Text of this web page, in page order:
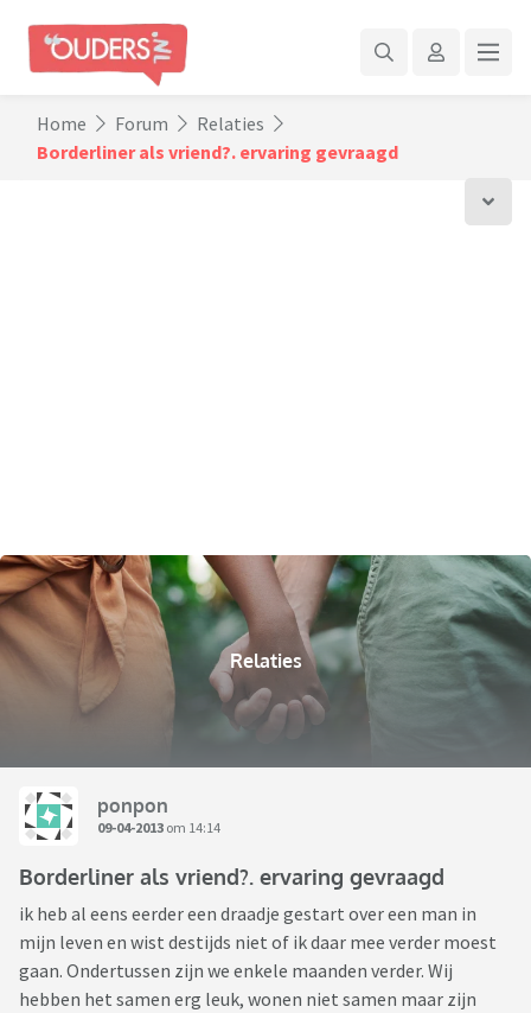
Home Forum
Relaties
Borderliner als vriend?. ervaring gevraagd
Relaties
ponpon
09-04-2013 om 14:14
Borderliner als vriend?. ervaring gevraagd
ik heb al eens eerder een draadje gestart over een man in
mijn leven en wist destijds niet of ik daar mee verder moest
gaan. Ondertussen zijn we enkele maanden verder. Wij
hebben het samen erg leuk, wonen niet samen maar zijn